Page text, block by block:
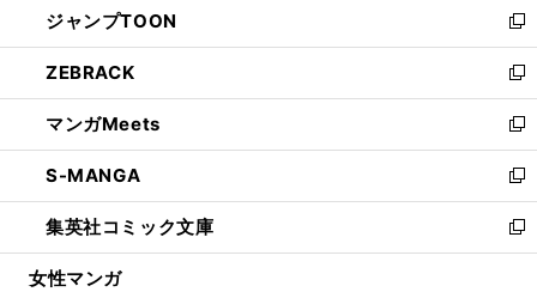
く
で
開
く
ド
ウ
で
開
く
ィ
ン
ド
ウ
で
開
く
い
ウ
ィ
ン
ド
ウ
で
開
く
ジャンプTOON
新
し
い
ウ
ィ
ン
ド
ウ
で
開
ZEBRACK
新
し
い
ウ
ィ
ン
ド
ウ
マンガMeets
新
し
い
ウ
ィ
ン
S-MANGA
新
し
い
ウ
集英社コミック文庫
新
し
女性マンガ